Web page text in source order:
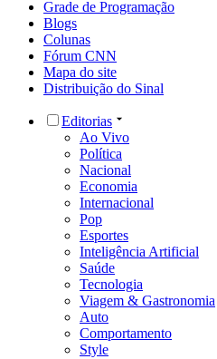
Grade de Programação
Blogs
Colunas
Fórum CNN
Mapa do site
Distribuição do Sinal
Editorias
Ao Vivo
Política
Nacional
Economia
Internacional
Pop
Esportes
Inteligência Artificial
Saúde
Tecnologia
Viagem & Gastronomia
Auto
Comportamento
Style